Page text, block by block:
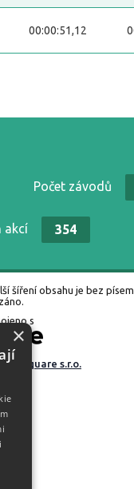
00:00:51,12
Počet závodů
akcí 354
šíření obsahu je bez
s
M square s.r.o.
×